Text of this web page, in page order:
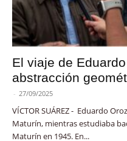
El viaje de
abstracción
- 27/09/2025
VÍCTOR SUÁREZ - Eduardo
Maturín, mientras estudiaba
Maturín en 1945. En...